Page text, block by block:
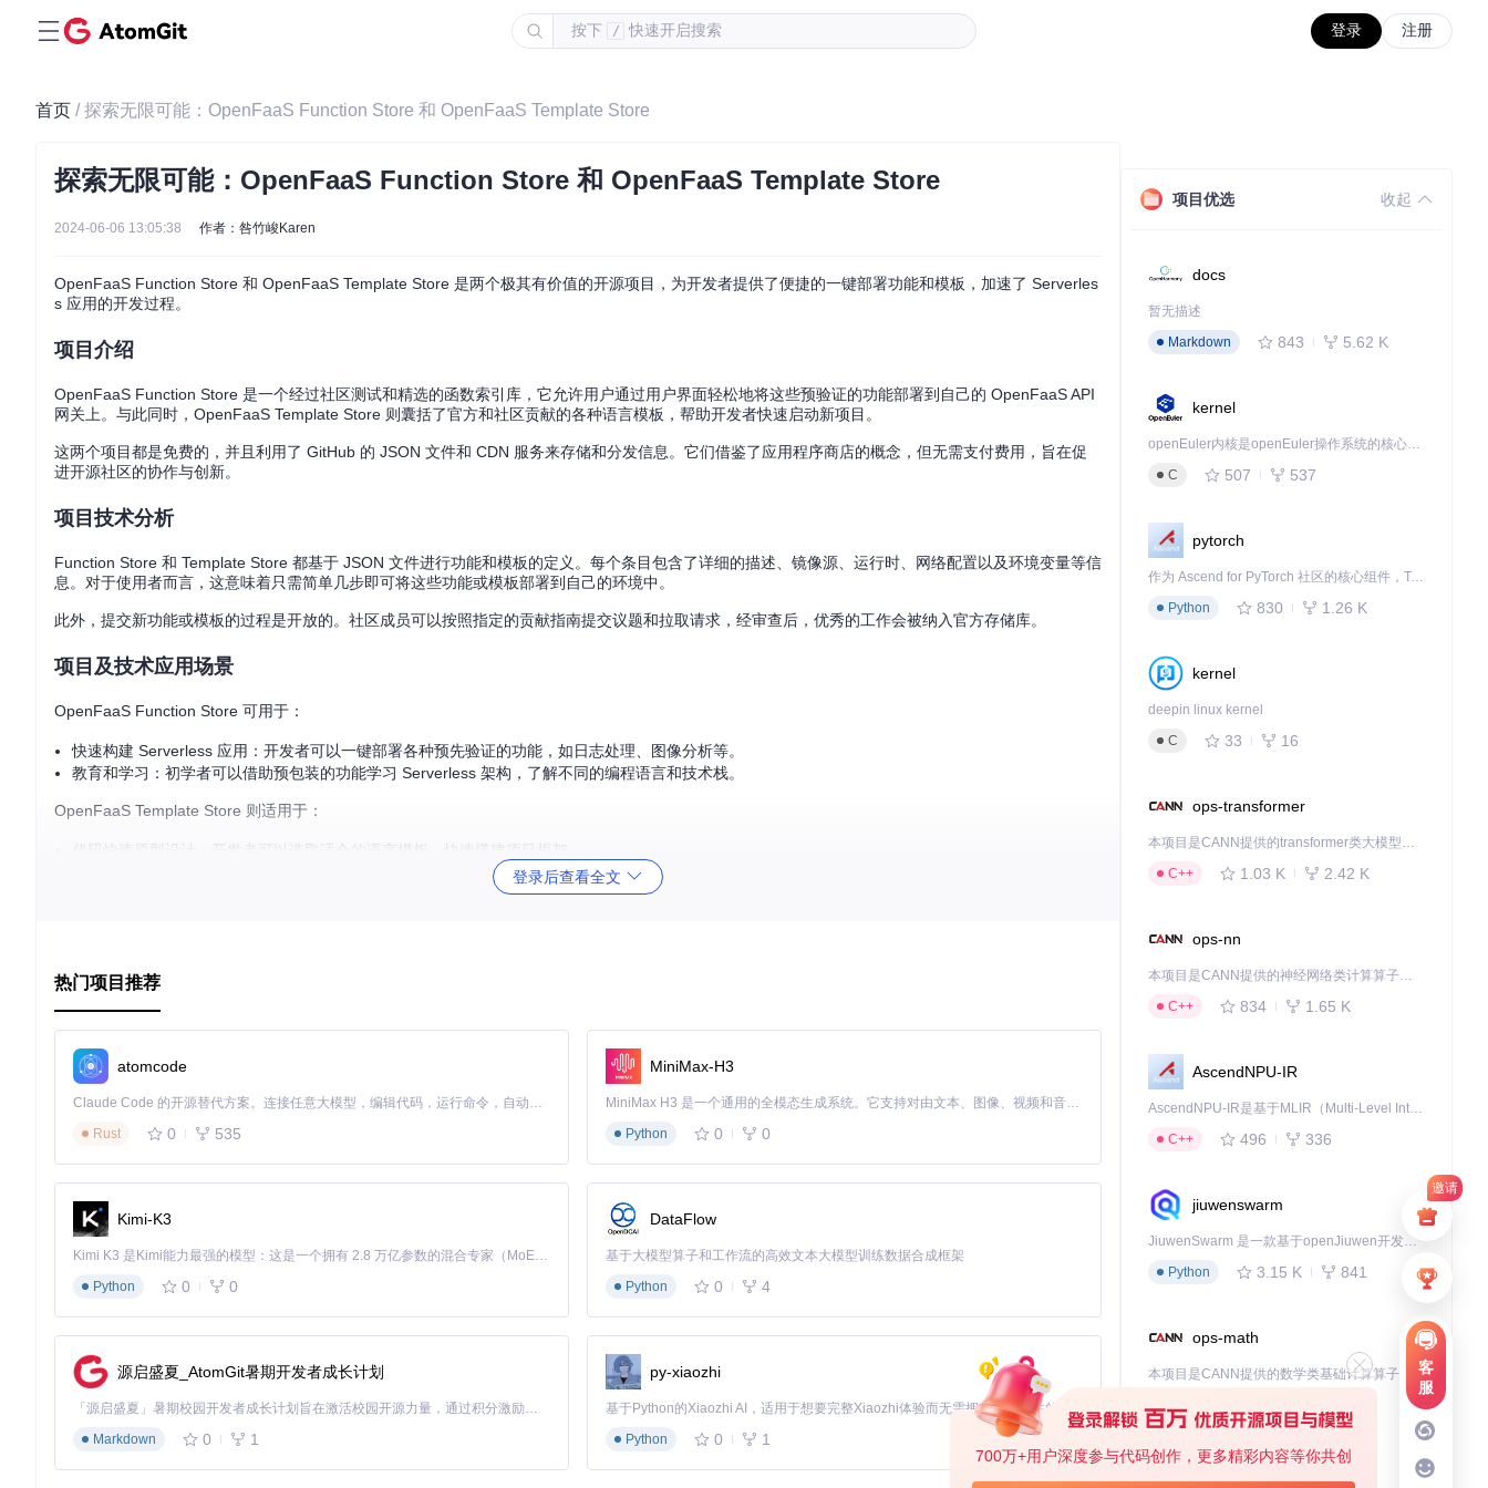
按下 / 快速开启搜索 登录 注册
邀请
客
服
700万+用户深度参与代码创作，更多精彩内容等你共创
首页 / 探索无限可能：OpenFaaS Function Store 和 OpenFaaS Template Store
探索无限可能：OpenFaaS Function Store 和 OpenFaaS Template Store
2024-06-06 13:05:38 作者：咎竹峻Karen
OpenFaaS Function Store 和 OpenFaaS Template Store 是两个极其有价值的开源项目，为开发者提供了便捷的一键部署功能和模板，加速了 Serverles
s 应用的开发过程。
项目介绍
OpenFaaS Function Store 是一个经过社区测试和精选的函数索引库，它允许用户通过用户界面轻松地将这些预验证的功能部署到自己的 OpenFaaS API
网关上。与此同时，OpenFaaS Template Store 则囊括了官方和社区贡献的各种语言模板，帮助开发者快速启动新项目。
这两个项目都是免费的，并且利用了 GitHub 的 JSON 文件和 CDN 服务来存储和分发信息。它们借鉴了应用程序商店的概念，但无需支付费用，旨在促
进开源社区的协作与创新。
项目技术分析
Function Store 和 Template Store 都基于 JSON 文件进行功能和模板的定义。每个条目包含了详细的描述、镜像源、运行时、网络配置以及环境变量等信
息。对于使用者而言，这意味着只需简单几步即可将这些功能或模板部署到自己的环境中。
此外，提交新功能或模板的过程是开放的。社区成员可以按照指定的贡献指南提交议题和拉取请求，经审查后，优秀的工作会被纳入官方存储库。
项目及技术应用场景
OpenFaaS Function Store 可用于：
快速构建 Serverless 应用：开发者可以一键部署各种预先验证的功能，如日志处理、图像分析等。
教育和学习：初学者可以借助预包装的功能学习 Serverless 架构，了解不同的编程语言和技术栈。
OpenFaaS Template Store 则适用于：
代码快速原型设计：开发者可以选取适合的语言模板，快速搭建项目框架。
跨语言项目迁移：团队可以根据需求切换不同的编程语言，而无需从头编写架构。
开放性：社区驱动的模式意味着不断有新的功能和模板被添加，保持项目的活力和多样性。
可扩展性：支持多种平台和语言，方便用户按需选择或贡献自己的模板和功能。
灵活性：允许设置自定义环境变量和超时限制，以满足不同场景的需求。
通过 OpenFaaS Function Store 和 OpenFaaS Template Store，开发者能更高效、灵活地构建和部署 Serverless 应用，探索无尽的创新可能。现在就加
入这个充满活力的社区，开启你的 Serverless 开发之旅吧！
登录后查看全文
热门项目推荐
atomcode
Claude Code 的开源替代方案。连接任意大模型，编辑代码，运行命令，自动验证 — 全自动执行。用 Rust 构建，极致性能。 ｜ An open-source alternative to Claude Code. Connect any LLM, edit code, run commands, and verify changes — autonomously. Built in Rust for speed. Get Started
Rust
0 535
MiniMax-H3
MiniMax H3 是一个通用的全模态生成系统。它支持对由文本、图像、视频和音频组成的多模态上下文进行统一理解，并能生成分辨率高达 2K、时长可达 15 秒的带原生立体声音频的视频。得益于面向任务泛化的系统设计，H3 在预训练阶段就已具备广泛的多模态上下文理解与生成能力，能够出色地执行复杂的多模态指令。
Python
0 0
Kimi-K3
Kimi K3 是Kimi能力最强的模型：这是一个拥有 2.8 万亿参数的混合专家（MoE）模型，具备原生视觉理解能力，并支持 100 万 token 的上下文窗口。
Python
0 0
DataFlow
基于大模型算子和工作流的高效文本大模型训练数据合成框架
Python
0 4
源启盛夏_AtomGit暑期开发者成长计划
「源启盛夏」暑期校园开发者成长计划旨在激活校园开源力量，通过积分激励、认证扶持、资源倾斜等形式，引导高校组织和开发者完成「入驻 — 建项目 — 做贡献 — 获认证 — 得资源」的完整闭环。无论你是想带领社团入驻平台的组织者，还是希望用代码贡献证明自己的开发者，都能在这里找到属于你的成长路径。
Markdown
0 1
py-xiaozhi
基于Python的Xiaozhi AI，适用于想要完整Xiaozhi体验而无需拥有专用硬件的用户。
Python
0 1
项目优选 收起
docs
暂无描述
Markdown
843 5.62 K
kernel
openEuler内核是openEuler操作系统的核心，既是系统性能与稳定性的基石，也是连接处理器、设备与服务的桥梁。
C
507 537
pytorch
作为 Ascend for PyTorch 社区的核心组件，TorchNPU 是昇腾专为 PyTorch 打造的深度学习适配插件，使 PyTorch 框架能够直接调用昇腾 NPU，为开发者提供昇腾 AI 处理器的超强算力。
Python
830 1.26 K
kernel
deepin linux kernel
C
33 16
ops-transformer
本项目是CANN提供的transformer类大模型算子库，实现网络在NPU上加速计算。
C++
1.03 K 2.42 K
ops-nn
本项目是CANN提供的神经网络类计算算子库，实现网络在NPU上加速计算。
C++
834 1.65 K
AscendNPU-IR
AscendNPU-IR是基于MLIR（Multi-Level Intermediate Representation）构建的，面向昇腾亲和算子编译时使用的中间表示，提供昇腾完备表达能力，通过编译优化提升昇腾AI处理器计算效率，支持通过生态框架使能昇腾AI处理器与深度调优
C++
496 336
jiuwenswarm
JiuwenSwarm 是一款基于openJiuwen开发的智能AI Agent，它能够将大语言模型的强大能力，通过你日常使用的各类通讯应用，直接延伸至你的指尖。
Python
3.15 K 841
ops-math
C++
deveco-code